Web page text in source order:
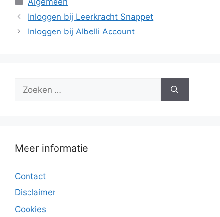
Inloggen bij Leerkracht Snappet
Inloggen bij Albelli Account
naar:
Meer informatie
Contact
Disclaimer
Cookies